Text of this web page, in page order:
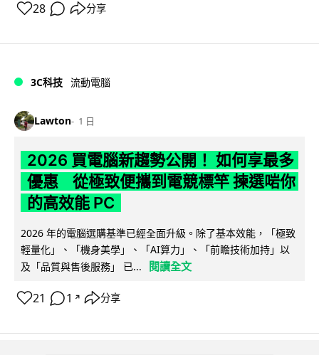
28 分享
3C科技 流動電腦
Lawton 1 日
2026 買電腦新趨勢公開！ 如何享最多
優惠 從極致便攜到電競標竿 揀選啱你
的高效能 PC
2026 年的電腦選購基準已經全面升級。除了基本效能，「極致
輕量化」、「機身美學」、「AI算力」、「前瞻技術加持」以
及「品質與售後服務」 已...
閱讀全文
21 1 ↗ 分享